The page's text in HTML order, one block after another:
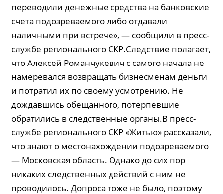
переводили денежные средства на банковские
счета подозреваемого либо отдавали
наличными при встрече», — сообщили в пресс-
службе регионального СКР.Следствие полагает,
что Алексей Романчукевич с самого начала не
намеревался возвращать бизнесменам деньги
и потратил их по своему усмотрению. Не
дождавшись обещанного, потерпевшие
обратились в следственные органы.В пресс-
службе регионального СКР «Житью» рассказали,
что знают о местонахождении подозреваемого
— Московская область. Однако до сих пор
никаких следственных действий с ним не
проводилось. Допроса тоже не было, поэтому